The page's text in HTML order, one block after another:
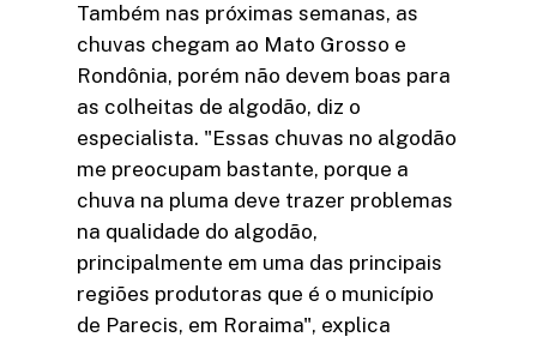
Também nas próximas semanas, as
chuvas chegam ao Mato Grosso e
Rondônia, porém não devem boas para
as colheitas de algodão, diz o
especialista. "Essas chuvas no algodão
me preocupam bastante, porque a
chuva na pluma deve trazer problemas
na qualidade do algodão,
principalmente em uma das principais
regiões produtoras que é o município
de Parecis, em Roraima", explica